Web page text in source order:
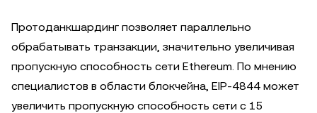
Протоданкшардинг позволяет параллельно
обрабатывать транзакции, значительно увеличивая
пропускную способность сети Ethereum. По мнению
специалистов в области блокчейна, EIP-4844 может
увеличить пропускную способность сети с 15